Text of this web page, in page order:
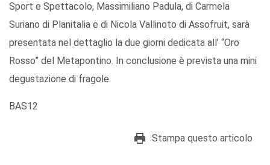
Sport e Spettacolo, Massimiliano Padula, di Carmela
Suriano di Planitalia e di Nicola Vallinoto di Assofruit, sarà
presentata nel dettaglio la due giorni dedicata all’ “Oro
Rosso” del Metapontino. In conclusione è prevista una mini
degustazione di fragole.
BAS12
Stampa questo articolo